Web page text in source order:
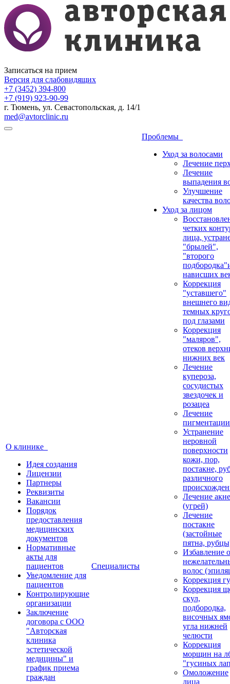
Записаться на прием
Версия для слабовидящих
+7 (3452) 394-800
+7 (919) 923-90-99
г. Тюмень, ул. Севастопольская, д. 14/1
med@avtorclinic.ru
О клинике
Идея создания
Лицензии
Партнеры
Реквизиты
Вакансии
Порядок
предоставления
медицинских
документов
Нормативные
акты для
пациентов
Уведомление для
пациентов
Контролирующие
организации
Заключение
договора с ООО
"Авторская
клиника
эстетической
медицины" и
график приема
граждан
Специалисты
Проблемы
Уход за волосами
Лечение
Лечение
выпадения
Улучшение
качества
Уход за лицом
четких
лица,
"брылей",
"второго
нависших
Коррекция
"уставшего"
внешнего
темных
под глазами
Коррекция
"маляров",
отеков
нижних век
Лечение
купероза,
сосудистых
звездочек и
розацеа
Лечение
пигментации
Устранение
неровной
поверхности
кожи, пор,
постакне,
различного
Лечение акне
(угрей)
Лечение
постакне
(застойные
пятна,
Избавление
волос
Коррекция
Коррекция
скул,
подбородка,
височных
угла нижней
челюсти
Коррекция
морщин на
"гусиных
Омоложение
лица